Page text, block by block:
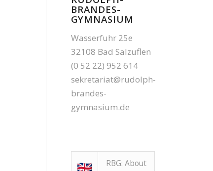
BRANDES-
GYMNASIUM
Wasserfuhr 25e
32108 Bad Salzuflen
(0 52 22) 952 614
sekretariat@rudolph-
brandes-
gymnasium.de
RBG: About